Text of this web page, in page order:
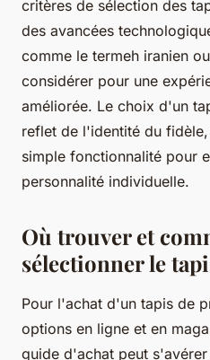
critères de sélection des
des avancées
comme le termeh iranien
considérer pour une
améliorée. Le choix d'un
reflet de l'identité du
simple fonctionnalité pour
personnalité individuelle.
Où trouver et
sélectionner le
Pour l'achat d'un tapis de
options en ligne et en
guide d'achat peut